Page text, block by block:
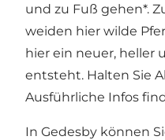
und zu Fuß gehen*.
weiden hier wilde
hier ein neuer, heller
entsteht. Halten Sie
Ausführliche Infos
In Gedesby können